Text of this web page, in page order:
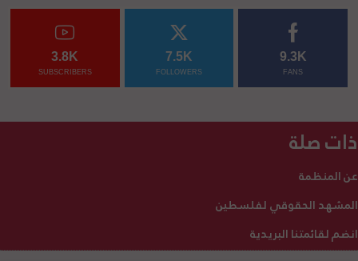
9.3K
FANS
7.5K
FOLLOWERS
3.8K
SUBSCRIBERS
ذات صلة
عن المنظمة
المشهد الحقوقي لفلسطين
انضم لقائمتنا البريدية